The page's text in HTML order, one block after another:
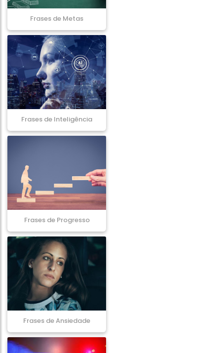
Frases de Metas
Frases de Inteligência
Frases de Progresso
Frases de Ansiedade